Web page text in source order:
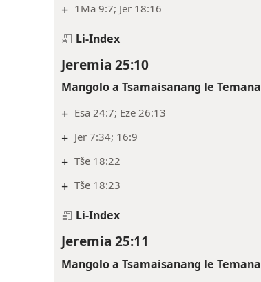
+ 1Ma 9:7; Jer 18:16
Li-Index
Jeremia 25:10
Mangolo a Tsamaisanang le Temana
+ Esa 24:7; Eze 26:13
+ Jer 7:34; 16:9
+ Tše 18:22
+ Tše 18:23
Li-Index
Jeremia 25:11
Mangolo a Tsamaisanang le Temana